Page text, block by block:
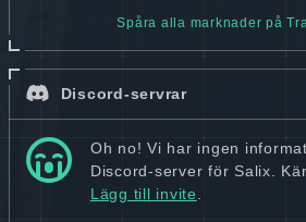
Spåra alla marknader på
Discord-servrar
Oh no! Vi har ingen
Discord-server för Salix.
Lägg till invite.